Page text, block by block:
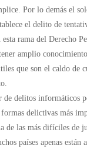
Por lo demás el
el delito de
rama del Derecho
amplio
que son el caldo de
de delitos informáticos
delictivas más
de las más difíciles de
países apenas están